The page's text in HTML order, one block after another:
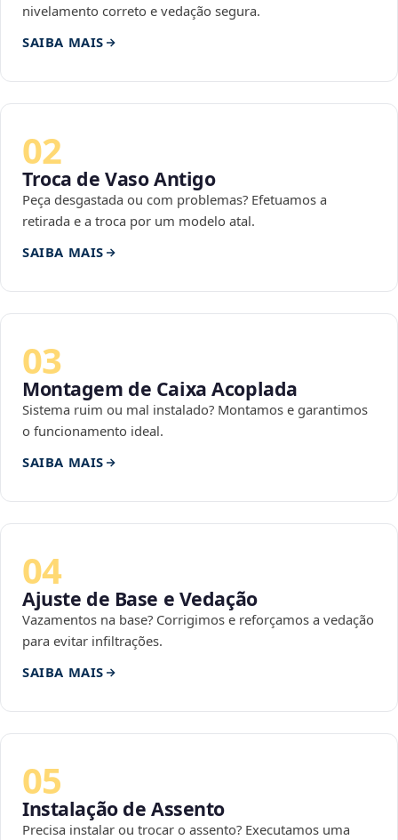
nivelamento correto e vedação segura.
SAIBA MAIS
02
Troca de Vaso Antigo
Peça desgastada ou com problemas? Efetuamos a
retirada e a troca por um modelo atal.
SAIBA MAIS
03
Montagem de Caixa Acoplada
Sistema ruim ou mal instalado? Montamos e garantimos
o funcionamento ideal.
SAIBA MAIS
04
Ajuste de Base e Vedação
Vazamentos na base? Corrigimos e reforçamos a vedação
para evitar infiltrações.
SAIBA MAIS
05
Instalação de Assento
Precisa instalar ou trocar o assento? Executamos uma